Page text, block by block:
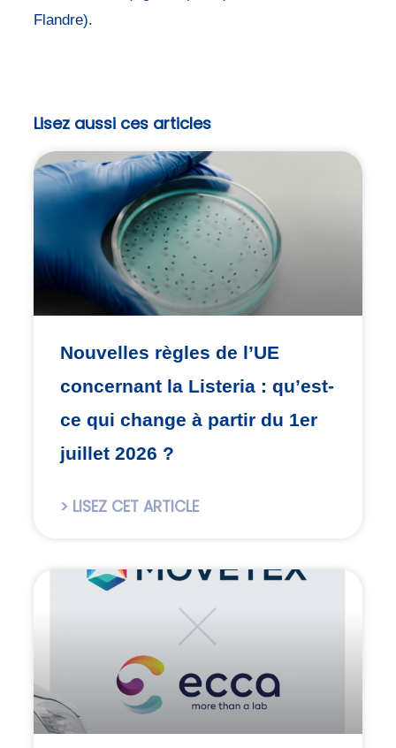
Flandre).
Lisez aussi ces articles
Nouvelles règles de l’UE
concernant la Listeria : qu’est-
ce qui change à partir du 1er
juillet 2026 ?
> LISEZ CET ARTICLE